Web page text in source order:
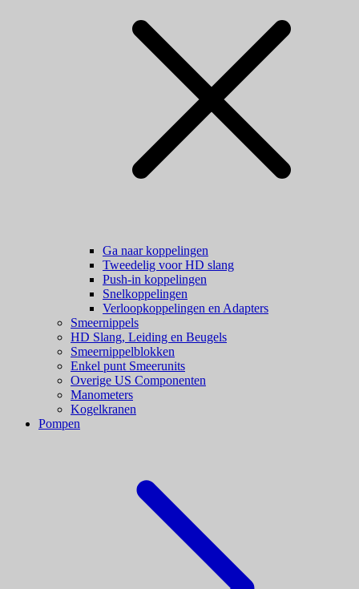
Ga naar koppelingen
Tweedelig voor HD slang
Push-in koppelingen
Snelkoppelingen
Verloopkoppelingen en Adapters
Smeernippels
HD Slang, Leiding en Beugels
Smeernippelblokken
Enkel punt Smeerunits
Overige US Componenten
Manometers
Kogelkranen
Pompen